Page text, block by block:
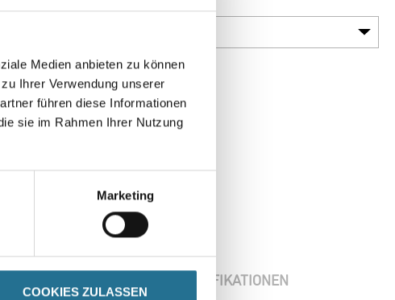
Medien anbieten zu können
Ihrer Verwendung unserer
führen diese Informationen
sie im Rahmen Ihrer Nutzung
Marketing
COOKIES ZULASSEN
SPEZIFIKATIONEN